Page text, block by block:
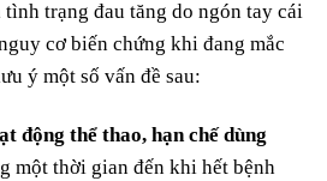
trạng đau tăng do ngón tay cái
cơ biến chứng khi đang mắc
ý một số vấn đề sau:
động thể thao, hạn chế dùng
một thời gian đến khi hết bệnh